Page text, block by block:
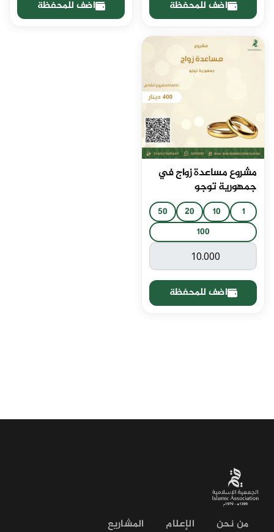
اضف للمحفظة اضف للمحفظة
مشروع مساعدة زواج في
جمهورية توجو
1
10
20
50
100
اضف للمحفظة
من نحن الإعلام المشاريع